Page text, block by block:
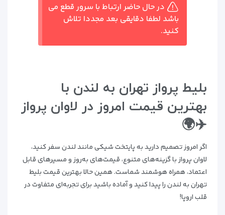
در حال حاضر ارتباط با سرور قطع می
باشد لطفا دقایقی بعد مجددا تلاش
کنید.
بلیط پرواز تهران به لندن با
بهترین قیمت امروز در لاوان پرواز
✈️🌍
اگر امروز تصمیم دارید به پایتخت شیکی مانند لندن سفر کنید،
لاوان پرواز با گزینه‌های متنوع، قیمت‌های به‌روز و مسیرهای قابل
اعتماد، همراه هوشمند شماست. همین حالا بهترین قیمت بلیط
تهران به لندن را پیدا کنید و آماده‌ باشید برای تجربه‌ای متفاوت در
قلب اروپا!